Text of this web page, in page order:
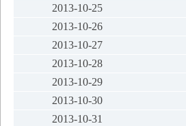
2013-10-25
2013-10-26
2013-10-27
2013-10-28
2013-10-29
2013-10-30
2013-10-31